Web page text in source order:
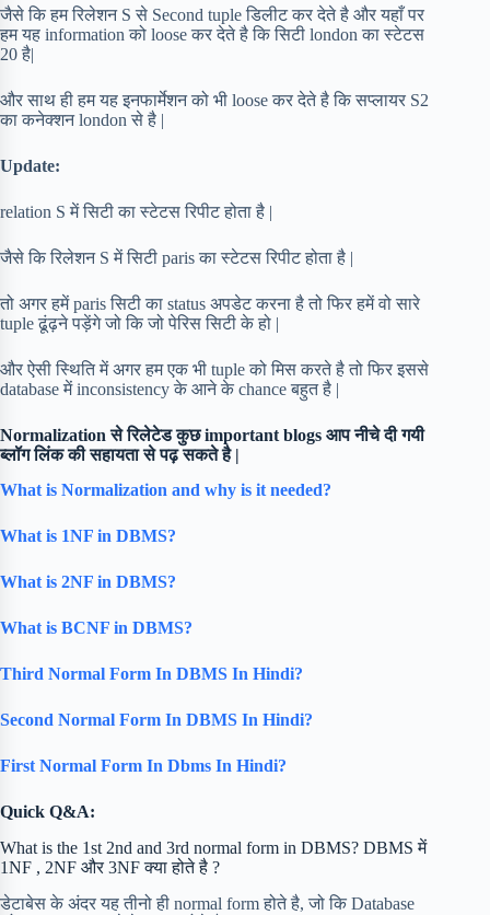
जैसे कि हम रिलेशन S से Second tuple डिलीट कर देते है और यहाँ पर
हम यह information को loose कर देते है कि सिटी london का स्टेटस
20 है|
और साथ ही हम यह इनफार्मेशन को भी loose कर देते है कि सप्लायर S2
का कनेक्शन london से है |
Update:
relation S में सिटी का स्टेटस रिपीट होता है |
जैसे कि रिलेशन S में सिटी paris का स्टेटस रिपीट होता है |
तो अगर हमें paris सिटी का status अपडेट करना है तो फिर हमें वो सारे
tuple ढूंढ़ने पड़ेंगे जो कि जो पेरिस सिटी के हो |
और ऐसी स्थिति में अगर हम एक भी tuple को मिस करते है तो फिर इससे
database में inconsistency के आने के chance बहुत है |
Normalization से रिलेटेड कुछ important blogs आप नीचे दी गयी
ब्लॉग लिंक की सहायता से पढ़ सकते है |
What is Normalization and why is it needed?
What is 1NF in DBMS?
What is 2NF in DBMS?
What is BCNF in DBMS?
Third Normal Form In DBMS In Hindi?
Second Normal Form In DBMS In Hindi?
First Normal Form In Dbms In Hindi?
Quick Q&A:
What is the 1st 2nd and 3rd normal form in DBMS? DBMS में
1NF , 2NF और 3NF क्या होते है ?
डेटाबेस के अंदर यह तीनो ही normal form होते है, जो कि Database